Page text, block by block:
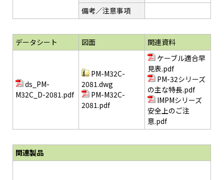
備考／注意事項
データシート 図面 関連資料
ds_PM-
M32C_D-2081.pdf
PM-M32C-
2081.dwg
PM-M32C-
2081.pdf
ケーブル適合早
見表.pdf
PM-32シリーズ
の主な特長.pdf
IMPMシリーズ
安全上のご注
意.pdf
関連製品